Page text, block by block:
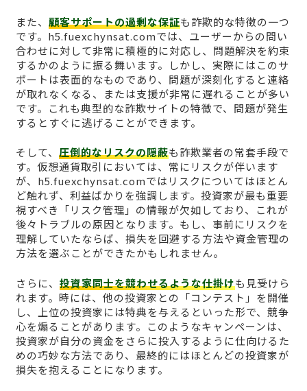
また、 顧客サポートの過剰な保証も詐欺的な特徴の一つ
です。h5.fuexchynsat.comでは、ユーザーからの問い
合わせに対して非常に積極的に対応し、問題解決を約束
するかのように振る舞います。しかし、実際にはこのサ
ポートは表面的なものであり、問題が深刻化すると連絡
が取れなくなる、または支援が非常に遅れることが多い
です。これも典型的な詐欺サイトの特徴で、問題が発生
するとすぐに逃げることができます。
そして、 圧倒的なリスクの隠蔽も詐欺業者の常套手段で
す。仮想通貨取引においては、常にリスクが伴います
が、h5.fuexchynsat.comではリスクについてはほとん
ど触れず、利益ばかりを強調します。投資家が最も重要
視すべき「リスク管理」の情報が欠如しており、これが
後々トラブルの原因となります。もし、事前にリスクを
理解していたならば、損失を回避する方法や資金管理の
方法を選ぶことができたかもしれません。
さらに、 投資家同士を競わせるような仕掛けも見受けら
れます。時には、他の投資家との「コンテスト」を開催
し、上位の投資家には特典を与えるといった形で、競争
心を煽ることがあります。このようなキャンペーンは、
投資家が自分の資金をさらに投入するように仕向けるた
めの巧妙な方法であり、最終的にはほとんどの投資家が
損失を抱えることになります。